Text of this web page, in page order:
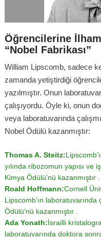
Öğrencilerine
“Nobel Fabrikası”
William Lipscomb, sadece
zamanda yetiştirdiği
yazılmıştır. Onun
çalışıyordu. Öyle ki, onun
veya laboratuvarında
Nobel Ödülü kazanmıştır:
Thomas A. Steitz:
yılında ribozomun yapısı ve
Kimya Ödülü’nü kazanmıştır .
Roald Hoffmann:Cornell
Lipscomb’ın laboratuvarında
Ödülü’nü kazanmıştır .
Ada Yonath:İsrailli
laboratuvarında doktora